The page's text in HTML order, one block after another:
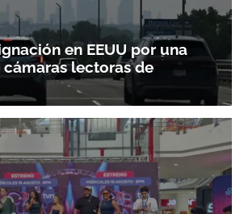
en EEUU por una
cámaras lectoras de